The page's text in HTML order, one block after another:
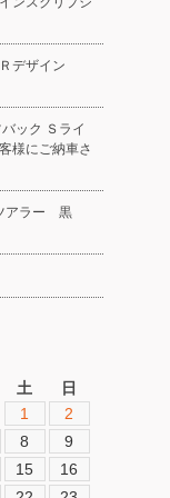
Ｒデザイン
ック Ｓライ
様にご納車さ
ツアラー 黒
土
日
1
2
8
9
15
16